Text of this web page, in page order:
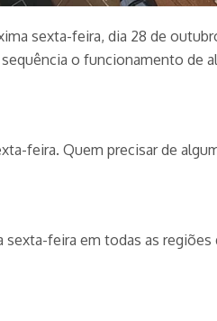
sexta-feira, dia 28 de
o funcionamento de
feira. Quem precisar de
feira em todas as